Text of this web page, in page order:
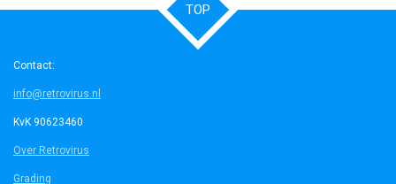
TOP
Contact:
info@retrovirus.nl
KvK 90623460
Over Retrovirus
Grading